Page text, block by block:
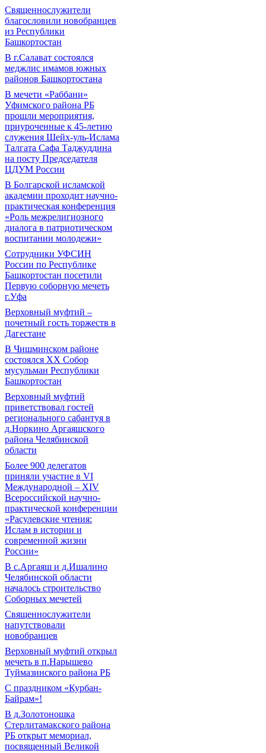
Священнослужители
благословили новобранцев
из Республики
Башкортостан
В г.Салават состоялся
меджлис имамов южных
районов Башкортостана
В мечети «Раббани»
Уфимского района РБ
прошли мероприятия,
приуроченные к 45-летию
служения Шейх-уль-Ислама
Талгата Сафа Таджуддина
на посту Председателя
ЦДУМ России
В Болгарской исламской
академии проходит научно-
практическая конференция
«Роль межрелигиозного
диалога в патриотическом
воспитании молодежи»
Сотрудники УФСИН
России по Республике
Башкортостан посетили
Первую соборную мечеть
г.Уфа
Верховный муфтий –
почетный гость торжеств в
Дагестане
В Чишминском районе
состоялся XX Собор
мусульман Республики
Башкортостан
Верховный муфтий
приветствовал гостей
регионального сабантуя в
д.Норкино Аргаяшского
района Челябинской
области
Более 900 делегатов
приняли участие в VI
Международной – ХIV
Всероссийской научно-
практической конференции
«Расулевские чтения:
Ислам в истории и
современной жизни
России»
В с.Аргаяш и д.Ишалино
Челябинской области
началось строительство
Соборных мечетей
Священнослужители
напутствовали
новобранцев
Верховный муфтий открыл
мечеть в п.Нарышево
Туймазинского района РБ
С праздником «Курбан-
Байрам»!
В д.Золотоношка
Стерлитамакского района
РБ открыт мемориал,
посвященный Великой